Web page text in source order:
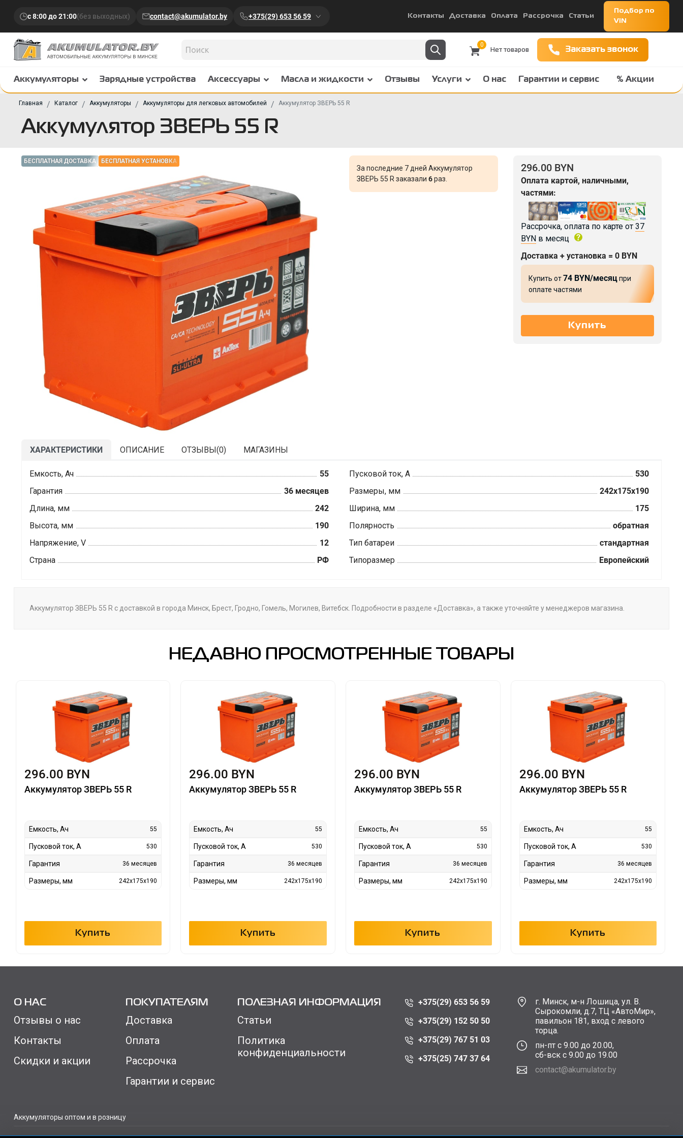
с 8:00 до 21:00(без выходных) contact@akumulator.by +375(29) 653 56 59 Контакты Доставка Оплата Рассрочка Статьи
Подбор по
VIN
0
Заказать звонок
Аккумуляторы Зарядные устройства Аксессуары Масла и жидкости Отзывы Услуги О нас Гарантии и сервис % Акции
Главная Каталог Аккумуляторы Аккумуляторы для легковых автомобилей Аккумулятор ЗВЕРЬ 55 R
Аккумулятор ЗВЕРЬ 55 R
БЕСПЛАТНАЯ ДОСТАВКА БЕСПЛАТНАЯ УСТАНОВКА
За последние 7 дней Аккумулятор
ЗВЕРЬ 55 R заказали 6раз.
296.00 BYN
Оплата картой, наличными,
частями:
Рассрочка, оплата по карте от 37
BYNв месяц
Доставка + установка = 0 BYN
Купить от74 BYN/месяцпри
оплате частями
ХАРАКТЕРИСТИКИ ОПИСАНИЕ ОТЗЫВЫ(0) МАГАЗИНЫ
Емкость, Ач 55 Пусковой ток, А
530
Гарантия
36 месяцев Размеры, мм
242x175x190
Длина, мм
242 Ширина, мм
175
Высота, мм
190 Полярность
обратная
Напряжение, V
12 Тип батареи
стандартная
Страна
РФ Типоразмер Европейский
Аккумулятор ЗВЕРЬ 55 R с доставкой в города Минск, Брест, Гродно, Гомель, Могилев, Витебск. Подробности в разделе «Доставка», а также уточняйте у менеджеров магазина.
НЕДАВНО ПРОСМОТРЕННЫЕ ТОВАРЫ
296.00 BYN
Аккумулятор ЗВЕРЬ 55 R
Емкость, Ач 55
Пусковой ток, А 530
Гарантия 36 месяцев
Размеры, мм 242x175x190
Купить
296.00 BYN
Аккумулятор ЗВЕРЬ 55 R
Емкость, Ач 55
Пусковой ток, А 530
Гарантия 36 месяцев
Размеры, мм 242x175x190
Купить
296.00 BYN
Аккумулятор ЗВЕРЬ 55 R
Емкость, Ач 55
Пусковой ток, А 530
Гарантия 36 месяцев
Размеры, мм 242x175x190
Купить
296.00 BYN
Аккумулятор ЗВЕРЬ 55 R
Емкость, Ач 55
Пусковой ток, А 530
Гарантия 36 месяцев
Размеры, мм 242x175x190
Купить
О НАС
Отзывы о нас
Контакты
Скидки и акции
ПОКУПАТЕЛЯМ
Доставка
Оплата
Рассрочка
Гарантии и сервис
ПОЛЕЗНАЯ ИНФОРМАЦИЯ
Статьи
Политика
конфиденциальности
+375(29) 653 56 59
+375(29) 152 50 50
+375(29) 767 51 03
+375(25) 747 37 64
г. Минск, м-н Лошица, ул. В.
Сырокомли, д.7, ТЦ «АвтоМир»,
павильон 181, вход с левого
торца.
пн-пт с 9.00 до 20.00,
сб-вск с 9.00 до 19.00
contact@akumulator.by
Аккумуляторы оптом и в розницу